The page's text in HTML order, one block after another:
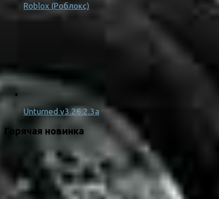
Roblox (Роблокс)
Unturned v3.26.2.3a
Горячая новинка